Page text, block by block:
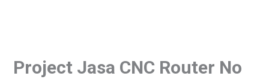
Project Jasa CNC Router No